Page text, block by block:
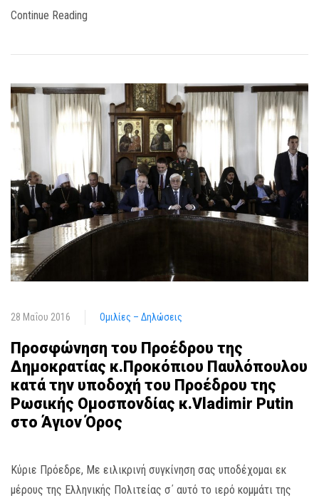
Continue Reading
28 Μαΐου 2016 Ομιλίες – Δηλώσεις
Προσφώνηση του Προέδρου της
Δημοκρατίας κ.Προκόπιου Παυλόπουλου
κατά την υποδοχή του Προέδρου της
Ρωσικής Ομοσπονδίας κ.Vladimir Putin
στο Άγιον Όρος
Κύριε Πρόεδρε, Με ειλικρινή συγκίνηση σας υποδέχομαι εκ
μέρους της Ελληνικής Πολιτείας σ΄ αυτό το ιερό κομμάτι της